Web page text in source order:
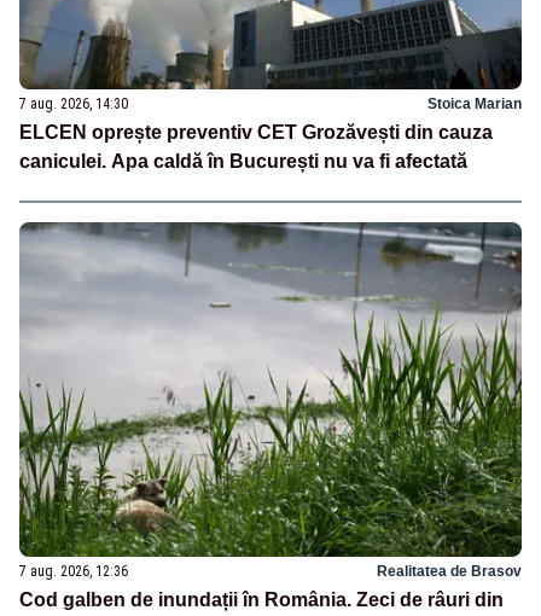
7 aug. 2026, 14:30 Stoica Marian
ELCEN oprește preventiv CET Grozăvești din cauza
caniculei. Apa caldă în București nu va fi afectată
7 aug. 2026, 12:36 Realitatea de Brasov
Cod galben de inundații în România. Zeci de râuri din